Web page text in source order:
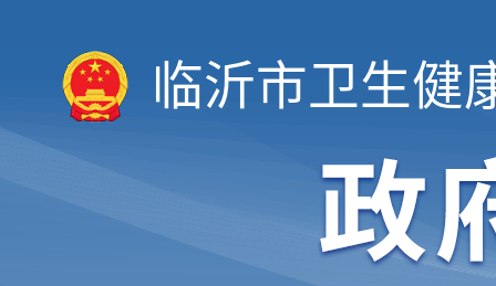
临沂市卫生健